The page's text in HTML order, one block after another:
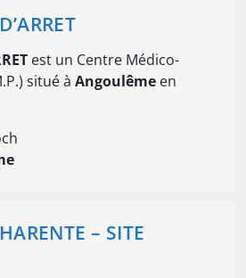
est un Centre Médico-
situé à Angoulême en
– SITE